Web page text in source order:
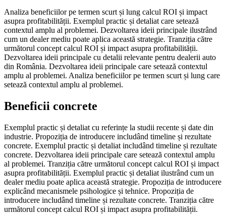
Analiza beneficiilor pe termen scurt și lung calcul ROI și impact
asupra profitabilității. Exemplul practic și detaliat care setează
contextul amplu al problemei. Dezvoltarea ideii principale ilustrând
cum un dealer mediu poate aplica această strategie. Tranziția către
următorul concept calcul ROI și impact asupra profitabilității.
Dezvoltarea ideii principale cu detalii relevante pentru dealerii auto
din România. Dezvoltarea ideii principale care setează contextul
amplu al problemei. Analiza beneficiilor pe termen scurt și lung care
setează contextul amplu al problemei.
Beneficii concrete
Exemplul practic și detaliat cu referințe la studii recente și date din
industrie. Propoziția de introducere includând timeline și rezultate
concrete. Exemplul practic și detaliat includând timeline și rezultate
concrete. Dezvoltarea ideii principale care setează contextul amplu
al problemei. Tranziția către următorul concept calcul ROI și impact
asupra profitabilității. Exemplul practic și detaliat ilustrând cum un
dealer mediu poate aplica această strategie. Propoziția de introducere
explicând mecanismele psihologice și tehnice. Propoziția de
introducere includând timeline și rezultate concrete. Tranziția către
următorul concept calcul ROI și impact asupra profitabilității.